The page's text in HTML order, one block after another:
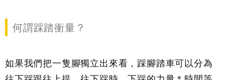
何謂踩踏衝量？
如果我們把一隻腳獨立出來看，踩腳踏車可以分為